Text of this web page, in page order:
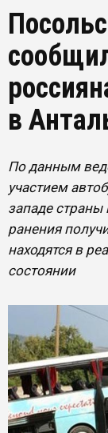
в
По данным
участием
западе страны
ранения
находятся в
состоянии